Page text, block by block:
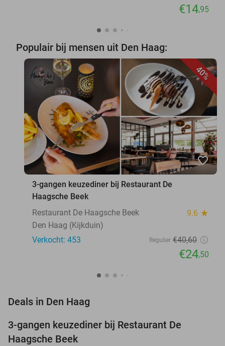
€14,95
Populair bij mensen uit Den Haag:
40%
favorite_border
3-gangen keuzediner bij Restaurant De
Haagsche Beek
Restaurant De Haagsche Beek
9.6 star
Den Haag (Kijkduin)
Verkocht: 453
Regulier €40,60
€24,50
Deals in Den Haag
3-gangen keuzediner bij Restaurant De
Haagsche Beek